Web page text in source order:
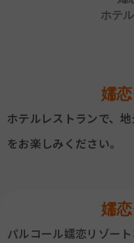
ホテ
嬬
ホテルレストランで、
をお楽しみください。
嬬
パルコール嬬恋リゾー